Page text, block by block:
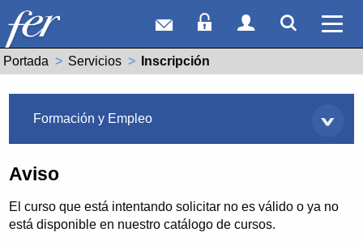
Correo webAcceso Socios
Acceso
Portada Servicios Actual:
Inscripción
Formación y Empleo
Aviso
El curso que está intentando solicitar no es válido o ya no
está disponible en nuestro catálogo de cursos.